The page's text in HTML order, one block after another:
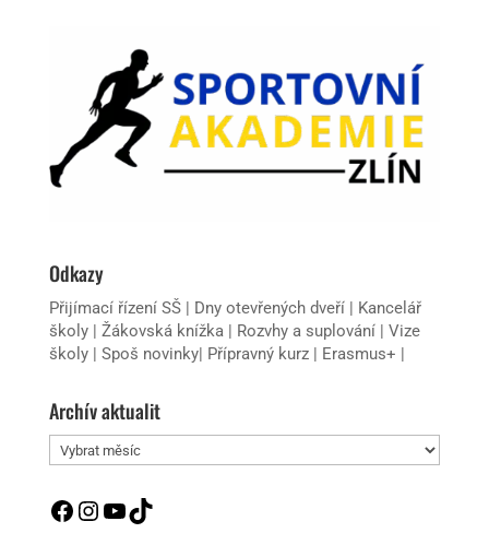
Odkazy
Přijímací řízení SŠ| Dny otevřených dveří| Kancelář
školy| Žákovská knížka| Rozvhy a suplování | Vize
školy | Spoš novinky| Přípravný kurz| Erasmus+ |
Archív aktualit
Archív
aktualit
Facebook
Instagram
YouTube
TikTok